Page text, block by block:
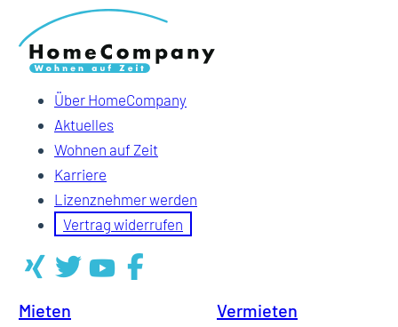
Über HomeCompany
Aktuelles
Wohnen auf Zeit
Karriere
Lizenznehmer werden
Vertrag widerrufen
Mieten Vermieten